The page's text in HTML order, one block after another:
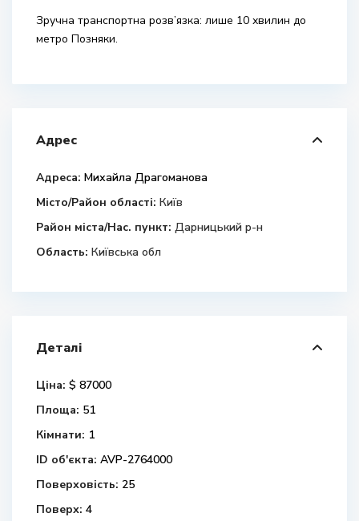
Зручна транспортна розв’язка: лише 10 хвилин до
метро Позняки.
Адрес
Адреса: Михайла Драгоманова
Місто/Район області: Київ
Район міста/Нас. пункт: Дарницький р-н
Область: Київська обл
Деталі
Ціна: $ 87000
Площа: 51
Кімнати: 1
ID об'єкта: AVP-2764000
Поверховість: 25
Поверх: 4